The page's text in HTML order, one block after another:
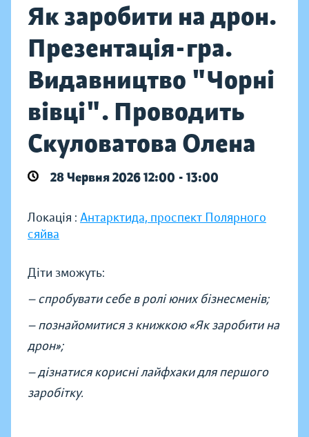
Як заробити на дрон.
Презентація-гра.
Видавництво "Чорні
вівці". Проводить
Скуловатова Олена
28 Червня 2026 12:00 - 13:00
Локація : Антарктида, проспект Полярного
сяйва
Діти зможуть:
— спробувати себе в ролі юних бізнесменів;
— познайомитися з книжкою «Як заробити на
дрон»;
— дізнатися корисні лайфхаки для першого
заробітку.